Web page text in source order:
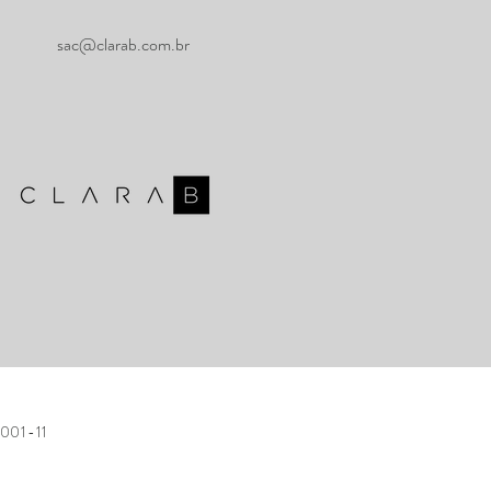
sac@clarab.com.br
11